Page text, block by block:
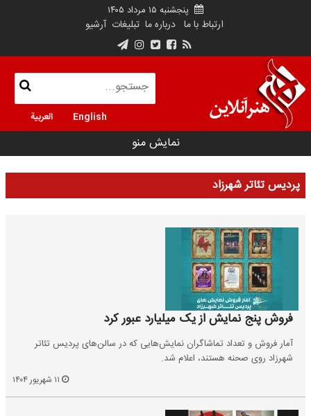
پنجشنبه ۱۵ مرداد ۱۴۰۵
ارتباط با ما درباره ما تبلیغات آرشیو
English العربية
نمایش منو
پردیس تئاتر شهرزاد
فروش پنج نمایش از یک میلیارد عبور کرد
آمار فروش و تعداد تماشاگران نمایش‌هایی که در سالن‌های پردیس تئاتر
شهرزاد روی صحنه هستند، اعلام شد.